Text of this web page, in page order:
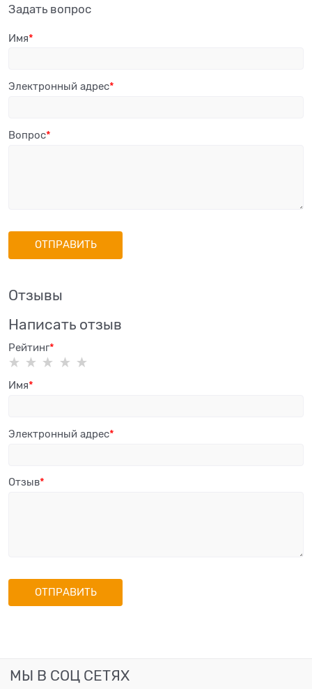
Задать вопрос
Имя
Электронный адрес
Вопрос
Отзывы
Написать отзыв
Рейтинг
Имя
Электронный адрес
Отзыв
МЫ В СОЦ СЕТЯХ